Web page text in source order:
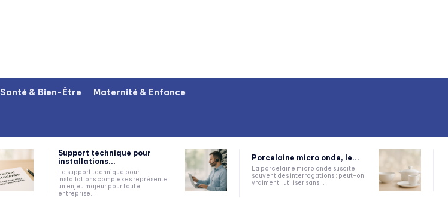
Santé & Bien-Être Maternité & Enfance
Support technique pour
installations...
Le support technique pour
installations complexes représente
un enjeu majeur pour toute
entreprise...
Porcelaine micro onde, le...
La porcelaine micro onde suscite
souvent des interrogations : peut-on
vraiment l'utiliser sans...